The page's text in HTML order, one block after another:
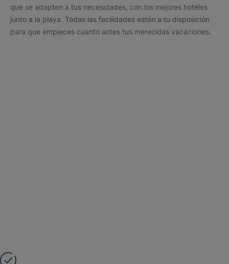
que se adapten a tus necesidades, con los mejores hoteles
junto a la playa. Todas las facilidades están a tu disposición
para que empieces cuanto antes tus merecidas vacaciones.